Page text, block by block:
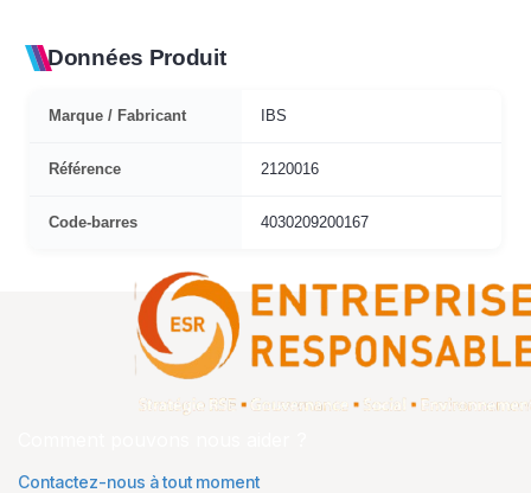
Données Produit
Marque / Fabricant IBS
Référence 2120016
Code-barres 4030209200167
Contactez-nous à tout moment